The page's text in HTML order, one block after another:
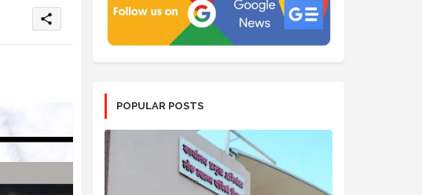
share
POPULAR POSTS